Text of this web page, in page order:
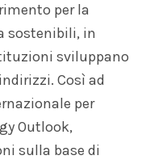
per la
sostenibili, in
sviluppano
Così ad
per
Outlook,
sulla base di